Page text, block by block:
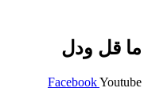
ما قل ودل
FacebookYoutube